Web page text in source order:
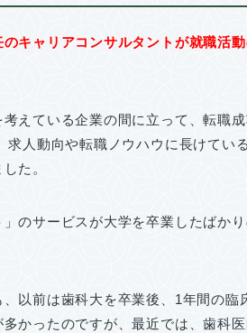
のキャリアコンサルタントが就職活
えている企業の間に立って、転職
求人動向や転職ノウハウに長けてい
た。
のサービスが大学を卒業したばか
以前は歯科大を卒業後、1年間の
かったのですが、最近では、歯科